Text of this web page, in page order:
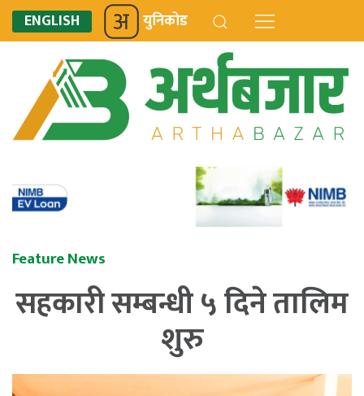
ENGLISH युनिकोड
Feature News
सहकारी सम्बन्धी ५ दिने तालिम
शुरु